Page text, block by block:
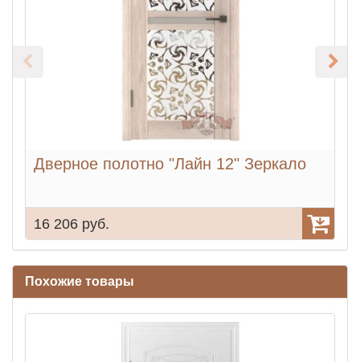
Дверное полотно "Лайн 12" Зеркало
16 206 руб.
Похожие товары